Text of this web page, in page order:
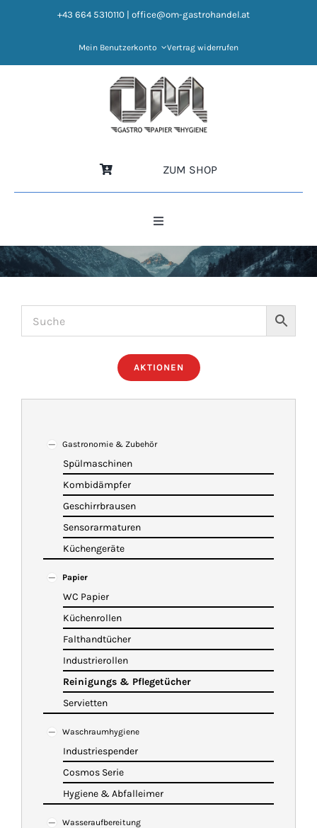
+43 664 5310110 office@om-gastrohandel.at
Mein Benutzerkonto Vertrag widerrufen
ZUM SHOP
Toggle
HOME
NEWS
IMBISSANHÄNGER
KATALOG
WARENKORB
AKTIONEN
Gastronomie & Zubehör
Spülmaschinen
Kombidämpfer
Geschirrbrausen
Sensorarmaturen
Küchengeräte
Papier
WC Papier
Küchenrollen
Falthandtücher
Industrierollen
Reinigungs & Pflegetücher
Servietten
Waschraumhygiene
Industriespender
Cosmos Serie
Hygiene & Abfalleimer
Wasseraufbereitung